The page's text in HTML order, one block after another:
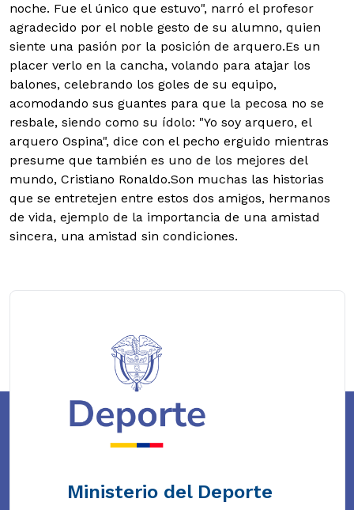
noche. Fue el único que estuvo", narró el profesor
agradecido por el noble gesto de su alumno, quien
siente una pasión por la posición de arquero.Es un
placer verlo en la cancha, volando para atajar los
balones, celebrando los goles de su equipo,
acomodando sus guantes para que la pecosa no se
resbale, siendo como su ídolo: "Yo soy arquero, el
arquero Ospina", dice con el pecho erguido mientras
presume que también es uno de los mejores del
mundo, Cristiano Ronaldo.Son muchas las historias
que se entretejen entre estos dos amigos, hermanos
de vida, ejemplo de la importancia de una amistad
sincera, una amistad sin condiciones.
Ministerio del Deporte